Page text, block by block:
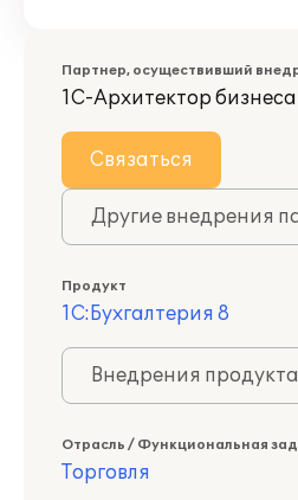
Партнер, осуществивший
1С-Архитектор бизнеса
Связаться
Другие внедрения
Продукт
1С:Бухгалтерия 8
Внедрения
Отрасль / Функциональная
Торговля